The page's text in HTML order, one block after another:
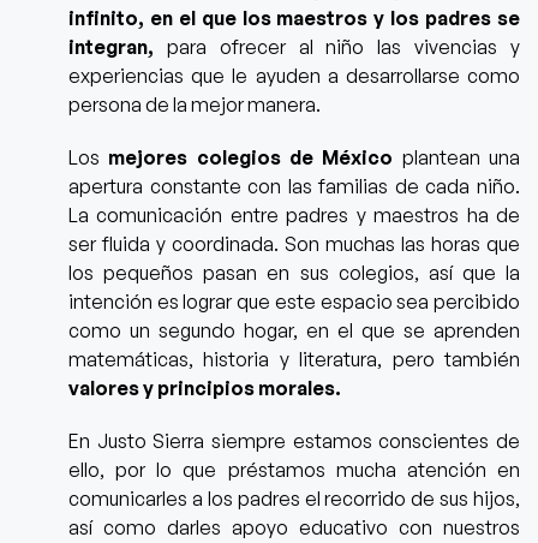
infinito, en el que los maestros y los padres se
integran, para ofrecer al niño las vivencias y
experiencias que le ayuden a desarrollarse como
persona de la mejor manera.
Los mejores colegios de México plantean una
apertura constante con las familias de cada niño.
La comunicación entre padres y maestros ha de
ser fluida y coordinada. Son muchas las horas que
los pequeños pasan en sus colegios, así que la
intención es lograr que este espacio sea percibido
como un segundo hogar, en el que se aprenden
matemáticas, historia y literatura, pero también
valores y principios morales.
En Justo Sierra siempre estamos conscientes de
ello, por lo que préstamos mucha atención en
comunicarles a los padres el recorrido de sus hijos,
así como darles apoyo educativo con nuestros